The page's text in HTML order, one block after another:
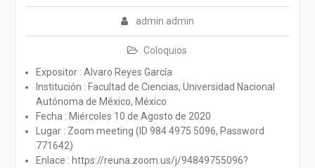
admin admin
Coloquios
Expositor : Alvaro Reyes García
Institución : Facultad de Ciencias, Universidad Nacional
Autónoma de México, México
Fecha : Miércoles 10 de Agosto de 2020
Lugar : Zoom meeting (ID 984 4975 5096, Password
771642)
Enlace : https://reuna.zoom.us/j/94849755096?